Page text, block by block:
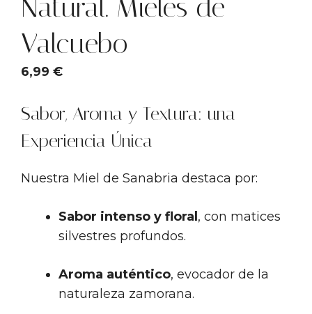
Natural. Mieles de
Valcuebo
6,99 €
Sabor, Aroma y Textura: una
Experiencia Única
Nuestra Miel de Sanabria destaca por:
Sabor intenso y floral , con matices
silvestres profundos.
Aroma auténtico, evocador de la
naturaleza zamorana.